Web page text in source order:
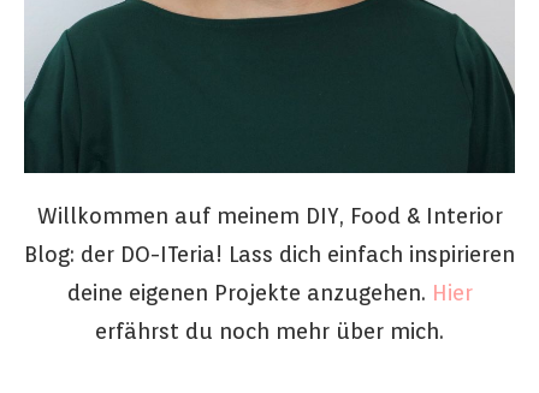
Willkommen auf meinem DIY, Food & Interior
Blog: der DO-ITeria! Lass dich einfach inspirieren
deine eigenen Projekte anzugehen. Hier
erfährst du noch mehr über mich.